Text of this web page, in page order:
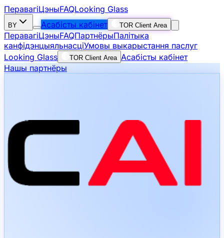
ПеравагіЦэныFAQLooking Glass
BY Асабісты кабінет TOR Client Area
ПеравагіЦэныFAQПартнёрыПалітыка
канфідэнцыяльнасціУмовы выкарыстання паслуг
Looking Glass
TOR Client Area Асабісты кабінет
Нашы партнёры